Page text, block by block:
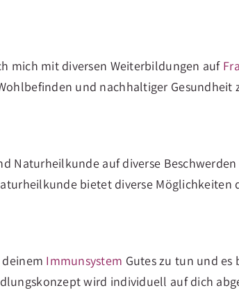
mich mit diversen Weiterbildungen auf
und nachhaltiger
Naturheilkunde auf diverse
bietet diverse Möglichkeiten
Immunsystem Gutes zu tun und
wird individuell auf dich